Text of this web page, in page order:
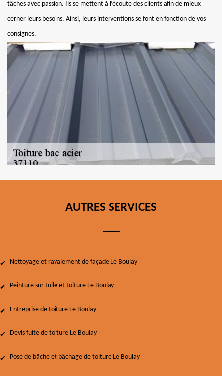
tâches avec passion. Ils se mettent à l’écoute des clients afin de mieux
cerner leurs besoins. Ainsi, leurs interventions se font en fonction de vos
consignes.
AUTRES SERVICES
Nettoyage et ravalement de façade Le Boulay
Peinture sur tuile et toiture Le Boulay
Entreprise de toiture Le Boulay
Devis fuite de toiture Le Boulay
Pose de bâche et bâchage de toiture Le Boulay